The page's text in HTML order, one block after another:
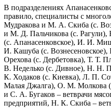
В подразделениях
правило, специалисты с
Мудракова и М. А. Скиба (с.
и М. Д. Пальчикова (с.
(с. Апанасенковское), И. И.
И. Кашуба (с.
Орехова (с. Дербетовка), Т. Т.
В. Неделько (с. Дивное), Н. Н.
К. Ходаков (с. Киевка), Л. П.
Малая Джалга), О. М. Молкова
и С. А. Бугаков – ​ветврачи
предприятий, Н. К. Скиба –